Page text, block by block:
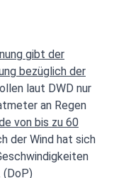
gibt der
bezüglich der
laut DWD nur
an Regen
von bis zu 60
der Wind hat sich
(DoP)